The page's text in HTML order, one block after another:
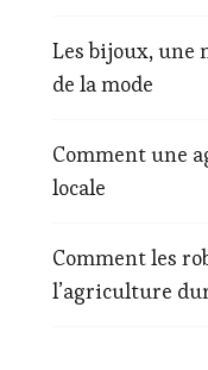
Les bijoux, une
de la mode
Comment une
locale
Comment les
l’agriculture